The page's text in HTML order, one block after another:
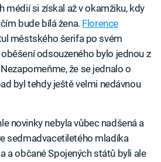
médií si získal až v okamžiku, kdy
bude bílá žena. Florence
městského šerifa po svém
odsouzeného bylo jednou z
že se jednalo o
byl tehdy ještě velmi nedávnou
novinky nebyla vůbec nadšená a
sedmadvacetiletého mladíka
a občané Spojených států byli ale